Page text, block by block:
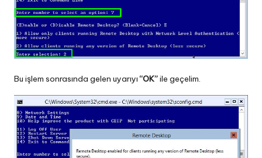
Bu işlem sonrasında gelen uyarıyı“OK”ile geçelim.